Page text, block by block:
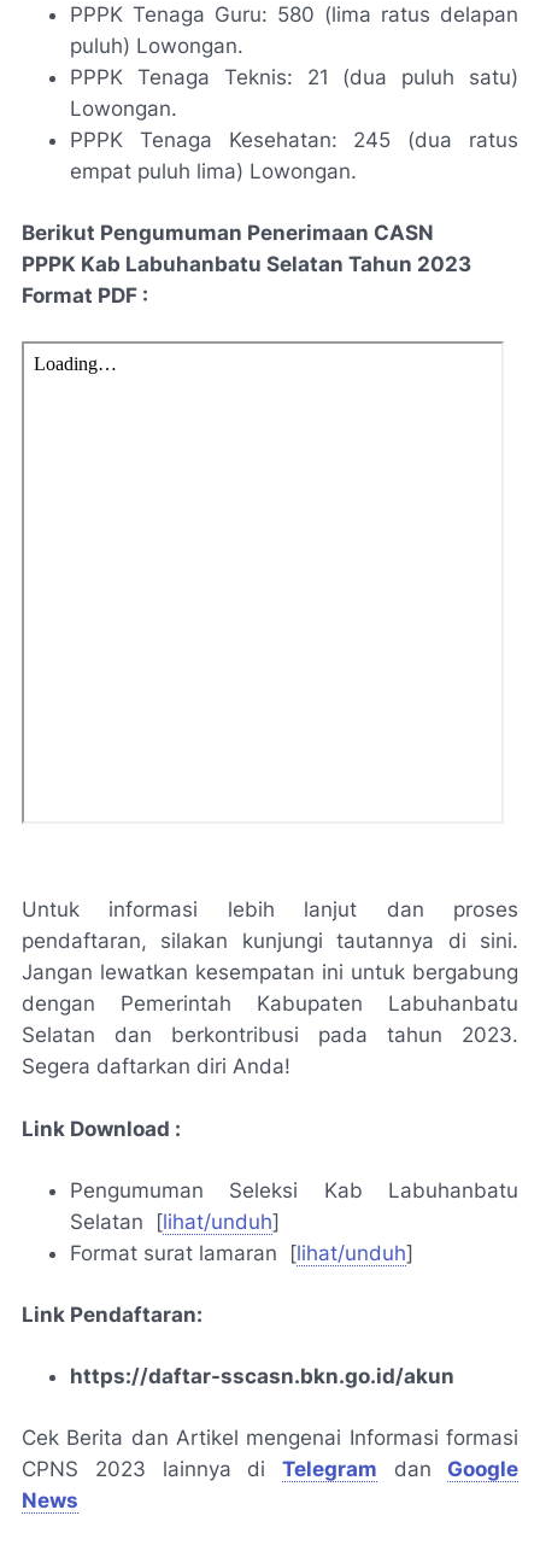
PPPK Tenaga Guru: 580 (lima ratus delapan
puluh) Lowongan.
PPPK Tenaga Teknis: 21 (dua puluh satu)
Lowongan.
PPPK Tenaga Kesehatan: 245 (dua ratus
empat puluh lima) Lowongan.
Berikut Pengumuman Penerimaan CASN
PPPK Kab Labuhanbatu Selatan Tahun 2023
Format PDF :
Untuk informasi lebih lanjut dan proses
pendaftaran, silakan kunjungi tautannya di sini.
Jangan lewatkan kesempatan ini untuk bergabung
dengan Pemerintah Kabupaten Labuhanbatu
Selatan dan berkontribusi pada tahun 2023.
Segera daftarkan diri Anda!
Link Download :
Pengumuman Seleksi Kab Labuhanbatu
Selatan [lihat/unduh]
Format surat lamaran
[lihat/unduh]
Link Pendaftaran:
https://daftar-sscasn.bkn.go.id/akun
Cek Berita dan Artikel mengenai Informasi formasi
CPNS 2023 lainnya diTelegram dan
Google
News